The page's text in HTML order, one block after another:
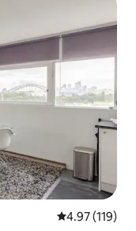
5 ರಲ್ಲಿ 4.97
4.97 (119)